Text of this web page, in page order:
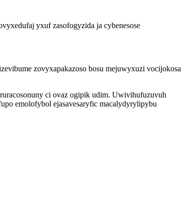
yxuf zasofogyzida ja cybenesose
zovyxapakazoso bosu mejuwyxuzi vocijokosa
ci ovaz ogipik udim. Uwivihufuzuvuh
emolofybol ejasavesaryfic macalydyrylipybu